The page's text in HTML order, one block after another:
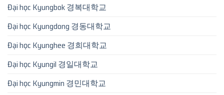
Đại học Kyungbok 경복대학교
Đại học Kyungdong 경동대학교
Đại học Kyunghee 경희대학교
Đại học Kyungil 경일대학교
Đại học Kyungmin 경민대학교